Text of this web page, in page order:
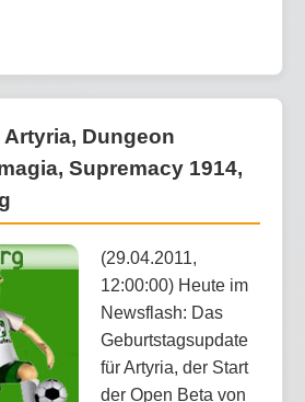
Artyria, Dungeon
Supremacy 1914,
(29.04.2011,
12:00:00) Heute im
Newsflash: Das
Geburtstagsupdate
für Artyria, der Start
der Open Beta von